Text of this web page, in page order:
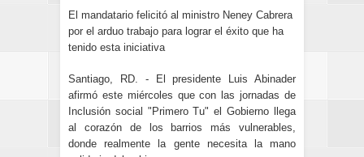
El mandatario felicitó al ministro Neney Cabrera
por el arduo trabajo para lograr el éxito que ha
tenido esta iniciativa
Santiago, RD. - El presidente Luis Abinader
afirmó este miércoles que con las jornadas de
Inclusión social "Primero Tu" el Gobierno llega
al corazón de los barrios más vulnerables,
donde realmente la gente necesita la mano